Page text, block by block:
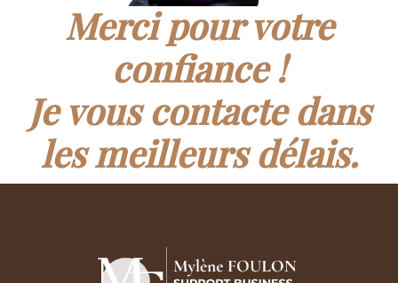
Merci pour votre
confiance !
Je vous contacte dans
les meilleurs délais.